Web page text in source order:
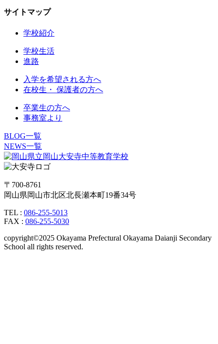
サイトマップ
学校紹介
学校生活
進路
入学を希望される方へ
在校生・ 保護者の方へ
卒業生の方へ
事務室より
BLOG一覧
NEWS一覧
〒700-8761
岡山県岡山市北区北長瀬本町19番34号
TEL : 086-255-5013
FAX : 086-255-5030
copyright©2025 Okayama Prefectural Okayama Daianji Secondary
School all rights reserved.